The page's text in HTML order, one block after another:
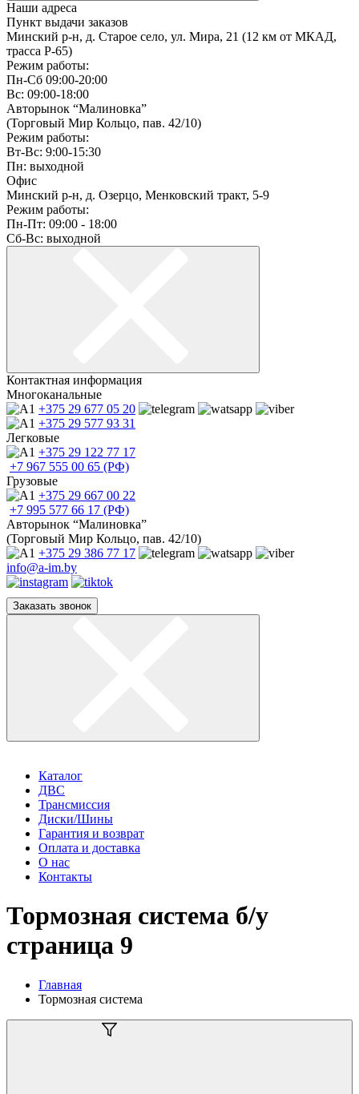
Наши адреса
Пункт выдачи заказов
Минский р-н, д. Старое село, ул. Мира, 21 (12 км от МКАД,
трасса P-65)
Режим работы:
Пн-Сб 09:00-20:00
Вс: 09:00-18:00
Авторынок “Малиновка”
(Торговый Мир Кольцо, пав. 42/10)
Режим работы:
Вт-Вс: 9:00-15:30
Пн: выходной
Офис
Минский р-н, д. Озерцо, Менковский тракт, 5-9
Режим работы:
Пн-Пт: 09:00 - 18:00
Сб-Вс: выходной
Контактная информация
Многоканальные
+375 29 677 05 20
+375 29 577 93 31
Легковые
+375 29 122 77 17
+7 967 555 00 65 (РФ)
Грузовые
+375 29 667 00 22
+7 995 577 66 17 (РФ)
Авторынок “Малиновка”
(Торговый Мир Кольцо, пав. 42/10)
+375 29 386 77 17
info@a-im.by
Заказать звонок
Каталог
ДВС
Трансмиссия
Диски/Шины
Гарантия и возврат
Оплата и доставка
О нас
Контакты
Тормозная система б/у
страница 9
Главная
Тормозная система